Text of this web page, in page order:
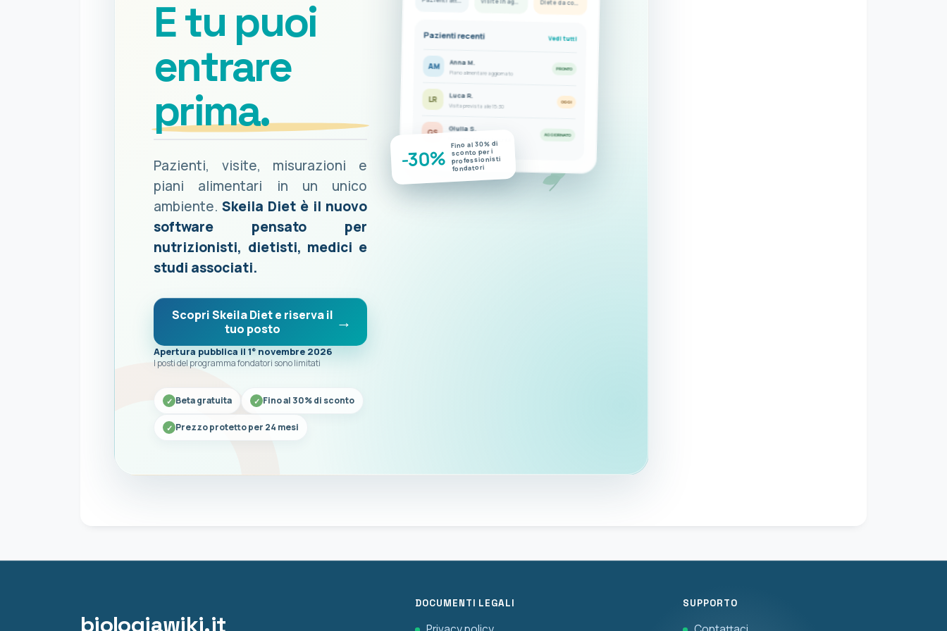
E tu puoi
entrare
prima.
Pazienti, visite, misurazioni e
piani alimentari in un unico
ambiente. Skeila Diet è il nuovo
software pensato per
nutrizionisti, dietisti, medici e
studi associati.
Scopri Skeila Diet e riserva il
tuo posto
Apertura pubblica il 1° novembre 2026
I posti del programma fondatori sono limitati
Beta gratuita Fino al 30% di sconto
Prezzo protetto per 24 mesi
Diete da completare
Pazienti recenti Vedi tutti
AM Anna M.
Piano alimentare aggiornato
PRONTO
LR Luca R.
Visita prevista alle 15:30
OGGI
GS Giulia S.
Nuove misurazioni disponibili
AGGIORNATO
-30%
Fino al 30% di
sconto per i
professionisti
fondatori
biologiawiki.it
DOCUMENTI LEGALI SUPPORTO